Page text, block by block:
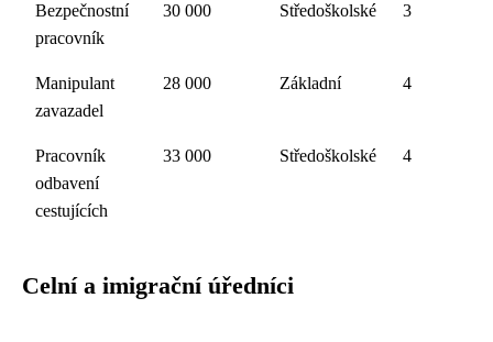
Bezpečnostní
pracovník
30 000 Středoškolské 3
Manipulant
zavazadel
28 000 Základní 4
Pracovník
odbavení
cestujících
33 000 Středoškolské 4
Celní a imigrační úředníci